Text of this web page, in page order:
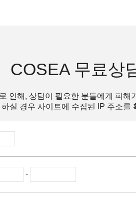
COSEA 무료상
인해, 상담이 필요한 분들에게 피
실 경우 사이트에 수집된 IP 주소를
-